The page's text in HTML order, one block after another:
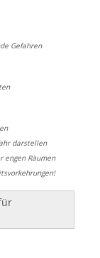
Gefahren
darstellen
engen Räumen